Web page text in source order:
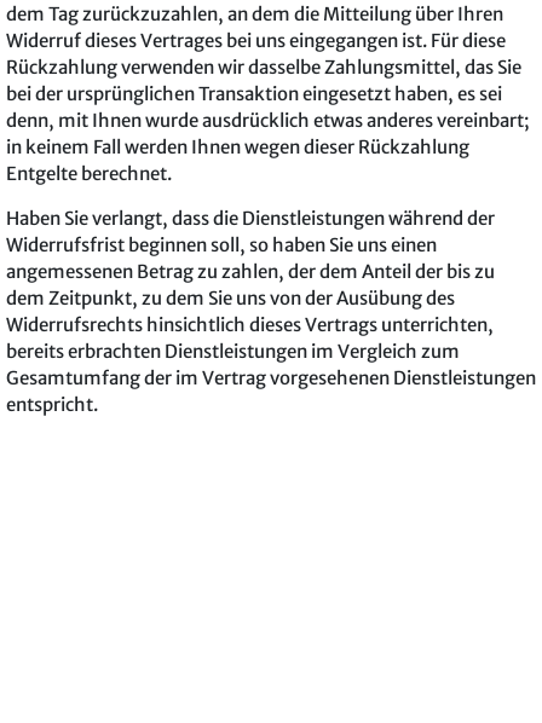
dem Tag zurückzuzahlen, an dem die Mitteilung über Ihren
Widerruf dieses Vertrages bei uns eingegangen ist. Für diese
Rückzahlung verwenden wir dasselbe Zahlungsmittel, das Sie
bei der ursprünglichen Transaktion eingesetzt haben, es sei
denn, mit Ihnen wurde ausdrücklich etwas anderes vereinbart;
in keinem Fall werden Ihnen wegen dieser Rückzahlung
Entgelte berechnet.
Haben Sie verlangt, dass die Dienstleistungen während der
Widerrufsfrist beginnen soll, so haben Sie uns einen
angemessenen Betrag zu zahlen, der dem Anteil der bis zu
dem Zeitpunkt, zu dem Sie uns von der Ausübung des
Widerrufsrechts hinsichtlich dieses Vertrags unterrichten,
bereits erbrachten Dienstleistungen im Vergleich zum
Gesamtumfang der im Vertrag vorgesehenen Dienstleistungen
entspricht.